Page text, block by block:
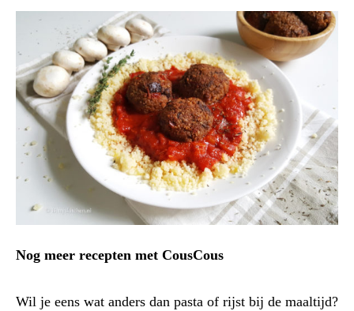
Nog meer recepten met CousCous
Wil je eens wat anders dan pasta of rijst bij de maaltijd?